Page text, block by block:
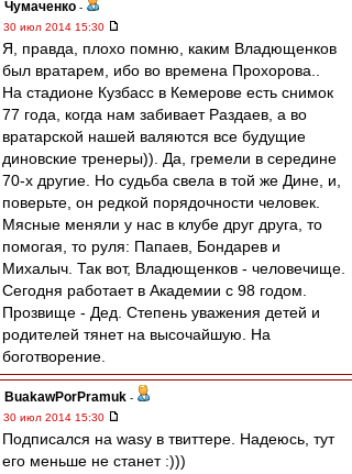
Чумаченко -
30 июл 2014 15:30
Я, правда, плохо помню, каким Владющенков
был вратарем, ибо во времена Прохорова..
На стадионе Кузбасс в Кемерове есть снимок
77 года, когда нам забивает Раздаев, а во
вратарской нашей валяются все будущие
диновские тренеры)). Да, гремели в середине
70-х другие. Но судьба свела в той же Дине, и,
поверьте, он редкой порядочности человек.
Мясные меняли у нас в клубе друг друга, то
помогая, то руля: Папаев, Бондарев и
Михалыч. Так вот, Владющенков - человечище.
Сегодня работает в Академии с 98 годом.
Прозвище - Дед. Степень уважения детей и
родителей тянет на высочайшую. На
боготворение.
BuakawPorPramuk -
30 июл 2014 15:30
Подписался на wasy в твиттере. Надеюсь, тут
его меньше не станет :)))